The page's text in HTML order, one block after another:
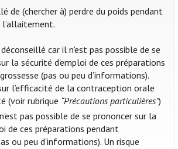
de (chercher à) perdre du poids pendant
déconseillé car il n'est pas possible de se
la sécurité d'emploi de ces préparations
(pas ou peu d’informations).
l’efficacité de la contraception orale
(voir rubrique “Précautions particulières”)
pas possible de se prononcer sur la
de ces préparations pendant
ou peu d’informations). Un risque